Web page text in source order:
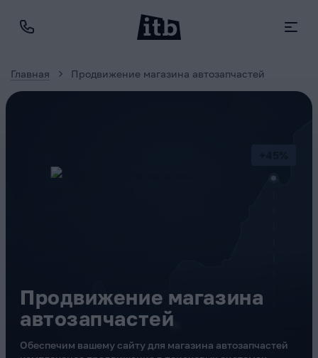
Главная Продвижение магазина автозапчастей
Продвижение магазина
автозапчастей
Обеспечим вашему сайту для магазина автозапчастей